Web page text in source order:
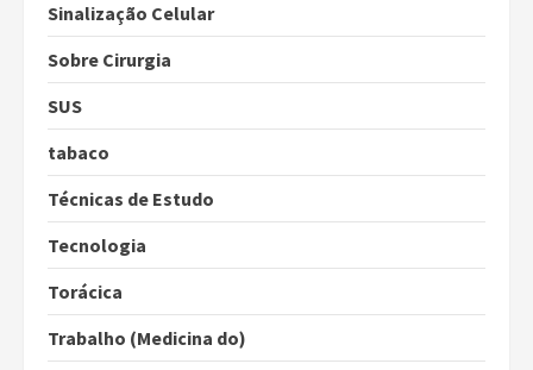
Sinalização Celular
Sobre Cirurgia
SUS
tabaco
Técnicas de Estudo
Tecnologia
Torácica
Trabalho (Medicina do)